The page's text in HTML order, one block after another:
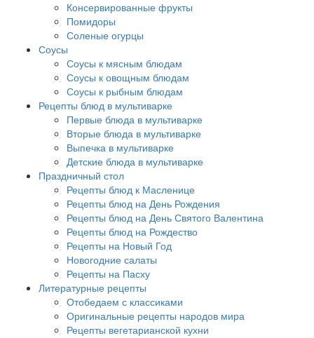
Консервированные фрукты
Помидоры
Соленые огурцы
Соусы
Соусы к мясным блюдам
Соусы к овощным блюдам
Соусы к рыбным блюдам
Рецепты блюд в мультиварке
Первые блюда в мультиварке
Вторые блюда в мультиварке
Выпечка в мультиварке
Детские блюда в мультиварке
Праздничный стол
Рецепты блюд к Масленице
Рецепты блюд на День Рождения
Рецепты блюд на День Святого Валентина
Рецепты блюд на Рождество
Рецепты на Новый Год
Новогодние салаты
Рецепты на Пасху
Литературные рецепты
Отобедаем с классиками
Оригинальные рецепты народов мира
Рецепты вегетарианской кухни